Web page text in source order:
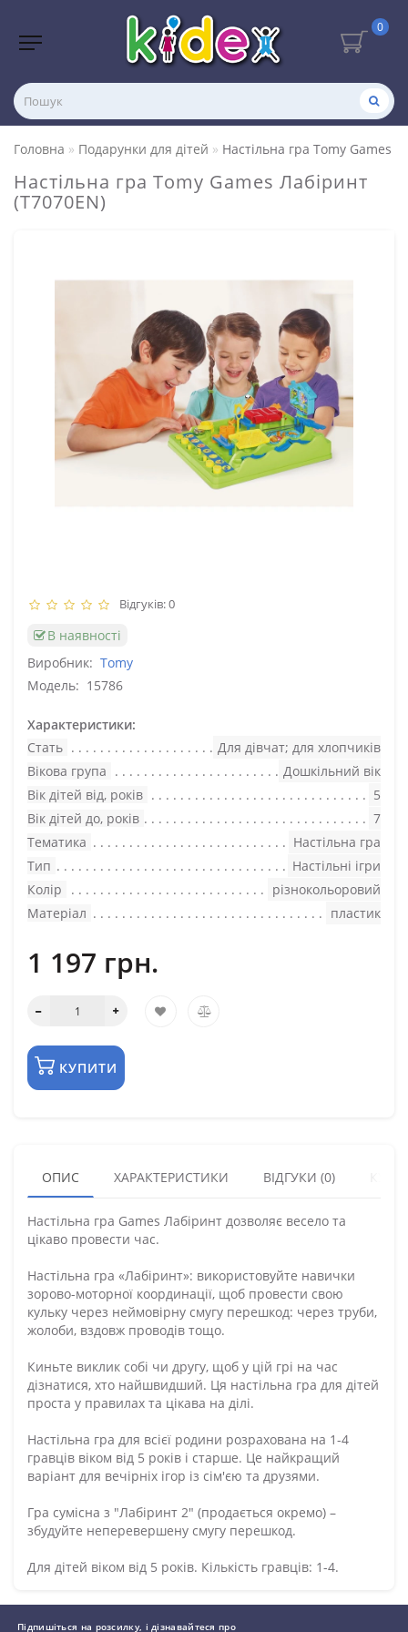
0
Головна Подарунки для дітей Настільна гра Tomy Games
Настільна гра Tomy Games Лабіринт
(T7070EN)
Відгуків: 0
В наявності
Виробник: Tomy
Модель: 15786
Характеристики:
Стать
Для дівчат; для хлопчиків
Вікова група
Дошкільний вік
Вік дітей від, років
5
Вік дітей до, років
7
Тематика
Настільна гра
Тип
Настільні ігри
Колір
різнокольоровий
Матеріал
пластик
1 197 грн.
КУПИТИ
ОПИС ХАРАКТЕРИСТИКИ ВІДГУКИ (0)
Настільна гра Games Лабіринт дозволяє весело та
цікаво провести час.
Настільна гра «Лабіринт»: використовуйте навички
зорово-моторної координації, щоб провести свою
кульку через неймовірну смугу перешкод: через труби,
жолоби, вздовж проводів тощо.
Киньте виклик собі чи другу, щоб у цій грі на час
дізнатися, хто найшвидший. Ця настільна гра для дітей
проста у правилах та цікава на ділі.
Настільна гра для всієї родини розрахована на 1-4
гравців віком від 5 років і старше. Це найкращий
варіант для вечірніх ігор із сім'єю та друзями.
Гра сумісна з "Лабіринт 2" (продається окремо) –
збудуйте неперевершену смугу перешкод.
Для дітей віком від 5 років. Кількість гравців: 1-4.
Підпишіться на розсилку, і дізнавайтеся про